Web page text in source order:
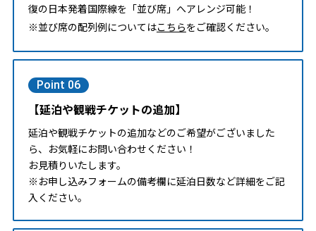
復の日本発着国際線を「並び席」へアレンジ可能！
※並び席の配列例についてはこちらをご確認ください。
Point 06
【延泊や観戦チケットの追加】
延泊や観戦チケットの追加などのご希望がございました
ら、お気軽にお問い合わせください！
お見積りいたします。
※お申し込みフォームの備考欄に延泊日数など詳細をご記
入ください。